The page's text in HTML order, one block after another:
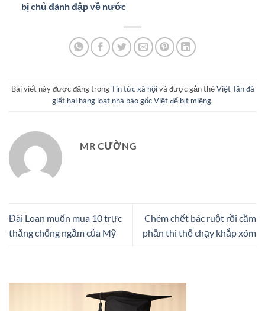
bị chủ đánh đập về nước
Bài viết này được đăng trongTin tức xã hộivà được gắn thẻViệt Tân đã
giết hại hàng loạt nhà báo gốc Việt để bịt miệng.
MR CƯỜNG
Đài Loan muốn mua 10 trực
thăng chống ngầm của Mỹ
Chém chết bác ruột rồi cầm
phần thi thể chạy khắp xóm